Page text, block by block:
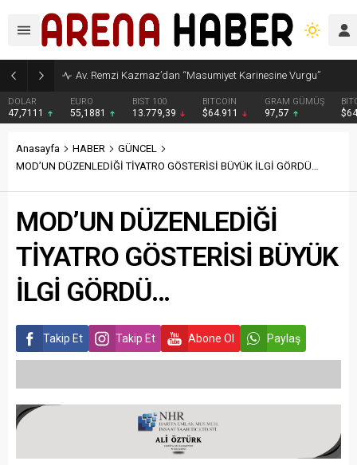
Av. Remzi Kazmaz’dan “Masumiyet Karinesine Vurgu”
DOLAR
47,7111
EURO
55,1881
BIST 100
13.779,39
BITCOIN
$64.911
GRAM GÜMÜŞ
97,57
Anasayfa HABER
GÜNCEL
MOD’UN DÜZENLEDİĞİ TİYATRO GÖSTERİSİ BÜYÜK İLGİ GÖRDÜ…
MOD’UN DÜZENLEDİĞİ
TİYATRO GÖSTERİSİ BÜYÜK
İLGİ GÖRDÜ…
Takip Et Takip Et Abone Ol Paylaş